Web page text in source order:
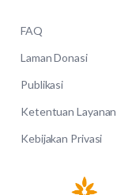
FAQ
Laman Donasi
Publikasi
Ketentuan Layanan
Kebijakan Privasi